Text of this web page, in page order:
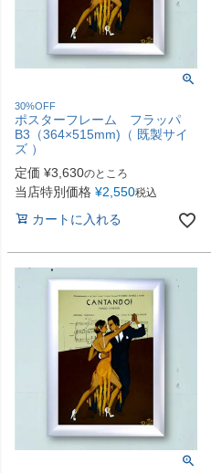
30%OFF
ポスターフレーム フラッパ
B3（364×515mm)（ 既製サイ
ズ ）
定価 ¥3,630のところ
当店特別価格 ¥2,550税込
カートに入れる